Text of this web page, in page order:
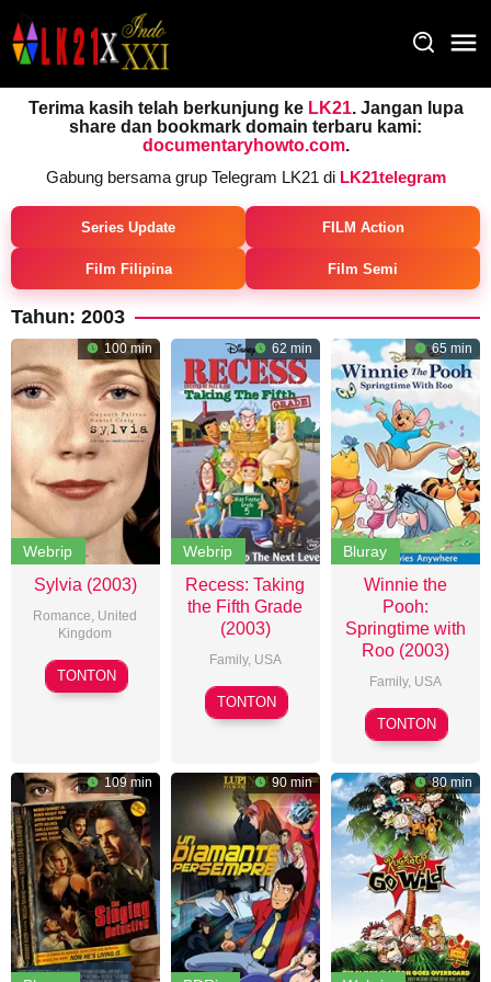
ke
konten
Terima kasih telah berkunjung ke LK21. Jangan lupa
share dan bookmark domain terbaru kami:
documentaryhowto.com.
Gabung bersama grup Telegram LK21 di LK21telegram
Series Update FILM Action
Film Filipina Film Semi
Tahun: 2003
100 min
Webrip
Sylvia (2003)
Romance, United
Kingdom
Christine
Jeffs
TONTON
62 min
Webrip
Recess: Taking
the Fifth Grade
(2003)
Family, USA
Howy
Parkins
TONTON
65 min
Bluray
Winnie the
Pooh:
Springtime with
Roo (2003)
Family, USA
Elliot
M.
TONTON
109 min 90 min 80 min